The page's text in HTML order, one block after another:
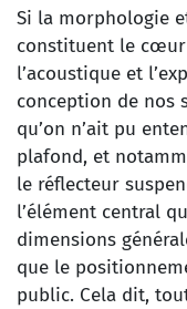
Si la morphologie
constituent le
l’acoustique et
conception de nos
qu’on n’ait pu
plafond, et
le réflecteur
l’élément central
dimensions
que le
public. Cela dit,